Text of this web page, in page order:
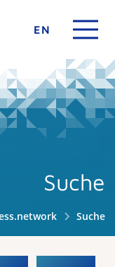
EN
Suche
Suche